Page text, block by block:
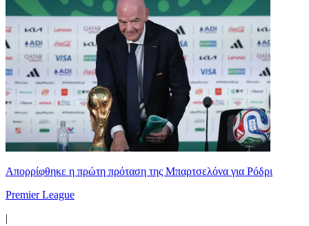
Απορρίφθηκε η πρώτη πρόταση της Μπαρτσελόνα για Ρόδρι
Premier League
|